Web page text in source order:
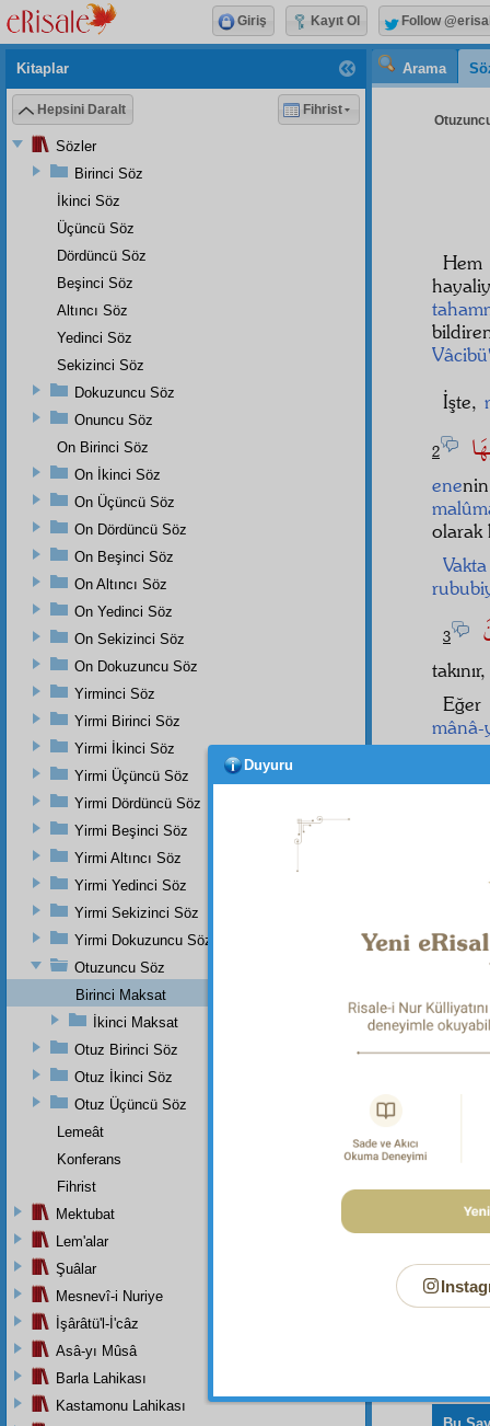
Arama
İşte,
2
ene
olarak
3
takınır,
mânâ-
Dipnot-2
Dipnot-3
Mülk
Kitaplar
Hepsini Daralt Fihrist
Sözler
Birinci Söz
İkinci Söz
Üçüncü Söz
Dördüncü Söz
Beşinci Söz
Altıncı Söz
Yedinci Söz
Sekizinci Söz
Dokuzuncu Söz
Onuncu Söz
On Birinci Söz
On İkinci Söz
On Üçüncü Söz
On Dördüncü Söz
On Beşinci Söz
On Altıncı Söz
On Yedinci Söz
On Sekizinci Söz
On Dokuzuncu Söz
Yirminci Söz
Yirmi Birinci Söz
Yirmi İkinci Söz
Yirmi Üçüncü Söz
Yirmi Dördüncü Söz
Yirmi Beşinci Söz
Yirmi Altıncı Söz
Yirmi Yedinci Söz
Yirmi Sekizinci Söz
Yirmi Dokuzuncu Söz
Otuzuncu Söz
Birinci Maksat
İkinci Maksat
Otuz Birinci Söz
Otuz İkinci Söz
Otuz Üçüncü Söz
Lemeât
Konferans
Fihrist
Mektubat
Lem'alar
Şuâlar
Mesnevî-i Nuriye
İşârâtü'l-İ'câz
Asâ-yı Mûsâ
Barla Lahikası
Kastamonu Lahikası
Giriş Kayıt Ol Follow
Duyuru